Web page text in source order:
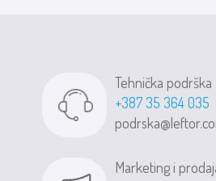
Tehnička podrška
+387 35 364 035
Marketing i